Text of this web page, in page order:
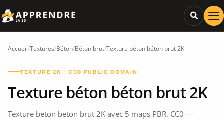
Accueil/Textures/Béton/Béton brut/Texture béton béton brut 2K
TEXTURE 2K · CC0 PUBLIC DOMAIN
Texture béton béton brut 2K
Texture beton beton brut 2K avec 5 maps PBR. CC0 —